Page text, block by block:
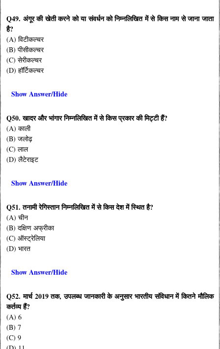
Q49. अंगूर की खेती करने को या संवर्धन को निम्नलिखित में से किस नाम से जाना जाता
है?
(A) विटीकल्चर
(B) पीसीकल्चर
(C) सेरीकल्चर
(D) हॉर्टिकल्चर
Show Answer/Hide
Q50. खादर और भांगार निम्नलिखित में से किस प्रकार की मिट्टी हैं?
(A) काली
(B) जलोढ़
(C) लाल
(D) लैटेराइट
Show Answer/Hide
Q51. तनामी रेगिस्तान निम्नलिखित में से किस देश में स्थित है?
(A) चीन
(B) दक्षिण अफ्रीका
(C) ऑस्ट्रेलिया
(D) भारत
Show Answer/Hide
Q52. मार्च 2019 तक, उपलब्ध जानकारी के अनुसार भारतीय संविधान में कितने मौलिक
कर्तव्य हैं?
(A) 6
(B) 7
(C) 9